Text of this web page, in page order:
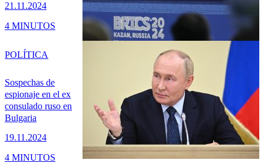
21.11.2024
4 MINUTOS
Sospechas de
espionaje en el ex
consulado ruso en
Bulgaria
19.11.2024
POLÍTICA
4 MINUTOS